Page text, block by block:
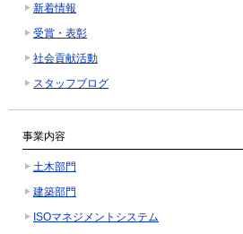
新着情報
受賞・表彰
社会貢献活動
スタッフブログ
事業内容
土木部門
建築部門
ISOマネジメントシステム